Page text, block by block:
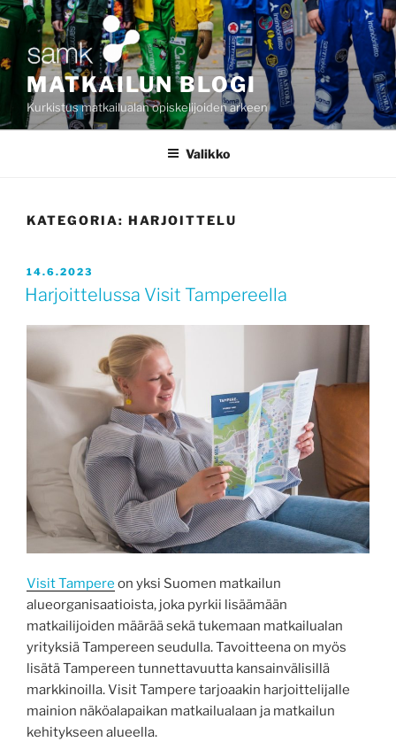
Siirry
sisältöön
MATKAILUN BLOGI
Kurkistus matkailualan opiskelijoiden arkeen
Valikko
KATEGORIA: HARJOITTELU
JULKAISTU
14.6.2023
Harjoittelussa Visit Tampereella
Visit Tampere on yksi Suomen matkailun
alueorganisaatioista, joka pyrkii lisäämään
matkailijoiden määrää sekä tukemaan matkailualan
yrityksiä Tampereen seudulla. Tavoitteena on myös
lisätä Tampereen tunnettavuutta kansainvälisillä
markkinoilla. Visit Tampere tarjoaakin harjoittelijalle
mainion näköalapaikan matkailualaan ja matkailun
kehitykseen alueella.